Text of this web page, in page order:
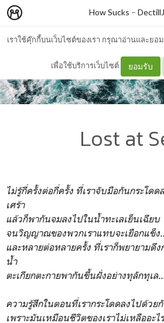
เราใช้คุ๊กกี้บนเว็บไซต์ของเรา กรุณาอ่านและยอ
เพื่อใช้บริการเว็บไซต์ ยอมรับ
How Sucks –
Lost at
ไม่รู้กี่ครั้งต่อกี่ครั้ง ที่เราจับมือกันกระโด
เศร้า
แล้วก็พากันจมลงไปในน้ำทะเลเย็นเฉียบ
จนวิญญาณของพวกเราแทบจะเยือกแข็ง
และหลายต่อหลายครั้ง ที่เราก็พยายามดึ
น้ำ
ตะเกียกตะกายพากันขึ้นฝั่งอย่างทุลักทุเล
ความรู้สึกในตอนที่เรากระโดดลงไปด้วย
เพราะมันเหมือนชีวิตของเราไม่เหลืออะไ